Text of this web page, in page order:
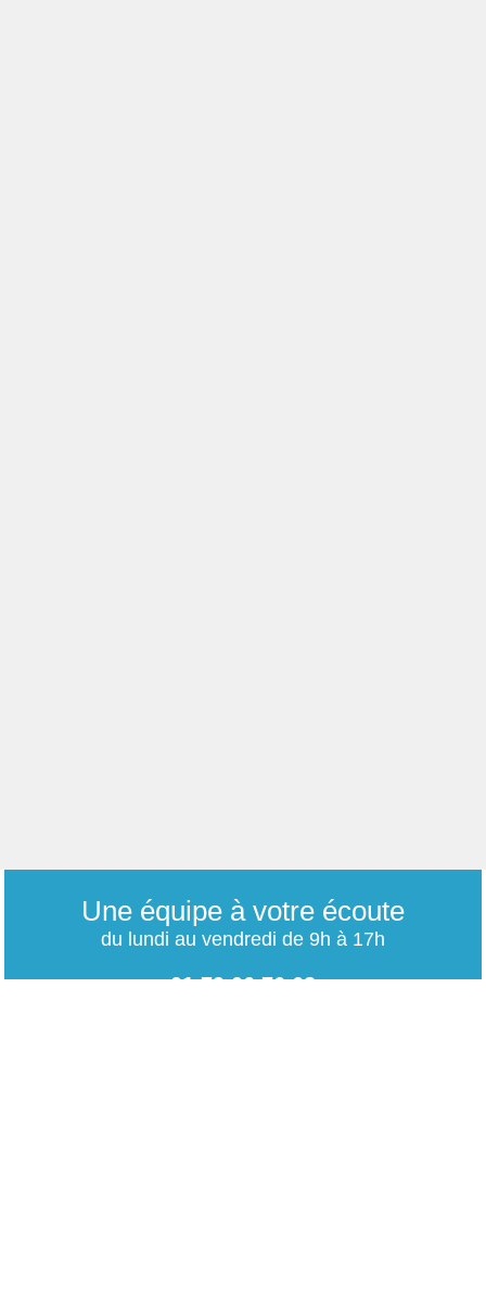
Une équipe à votre écoute
du lundi au vendredi de 9h à 17h
01 79 06 76 68